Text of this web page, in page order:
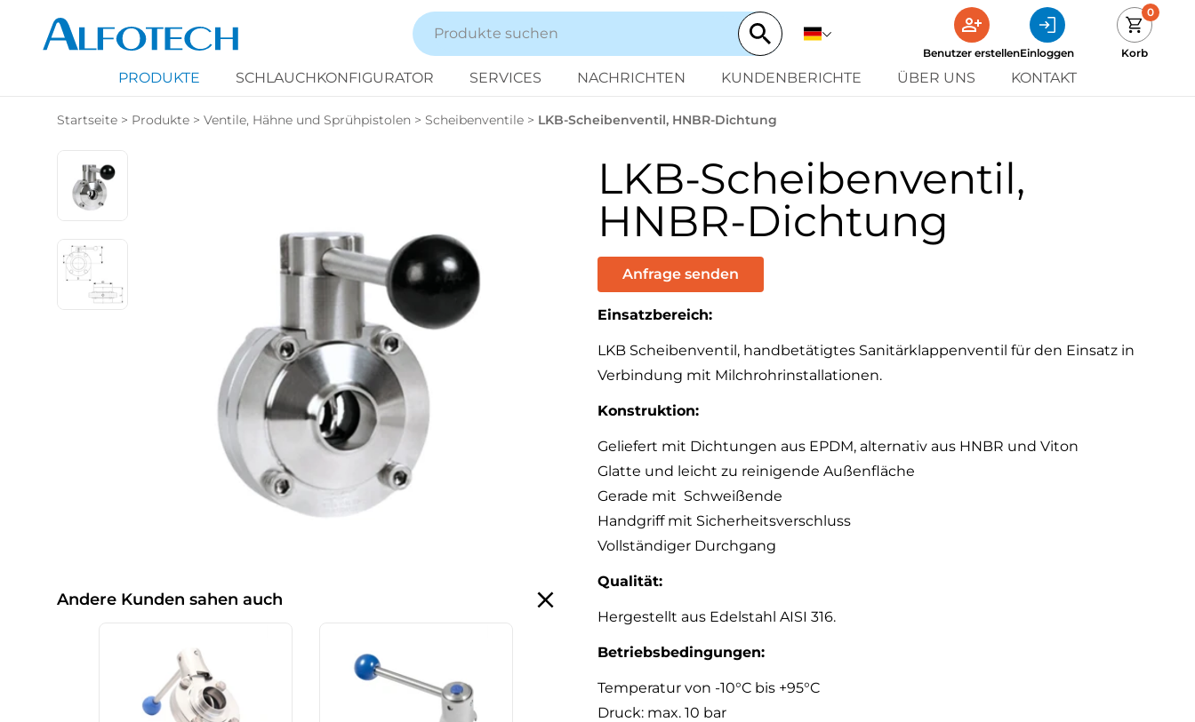
Benutzer erstellenEinloggen
0
Korb
PRODUKTE SCHLAUCHKONFIGURATOR SERVICES NACHRICHTEN KUNDENBERICHTE ÜBER UNS KONTAKT
Startseite > Produkte > Ventile, Hähne und Sprühpistolen > Scheibenventile > LKB-Scheibenventil, HNBR-Dichtung
Andere Kunden sahen auch
LKB-Scheibenventil,
LKB-Scheibenventil,
HNBR-Dichtung
Anfrage senden
Einsatzbereich:
LKB Scheibenventil, handbetätigtes Sanitärklappenventil für den Einsatz in
Verbindung mit Milchrohrinstallationen.
Konstruktion:
Geliefert mit Dichtungen aus EPDM, alternativ aus HNBR und Viton
Glatte und leicht zu reinigende Außenfläche
Gerade mit Schweißende
Handgriff mit Sicherheitsverschluss
Vollständiger Durchgang
Qualität:
Hergestellt aus Edelstahl AISI 316.
Betriebsbedingungen:
Temperatur von -10°C bis +95°C
Druck: max. 10 bar